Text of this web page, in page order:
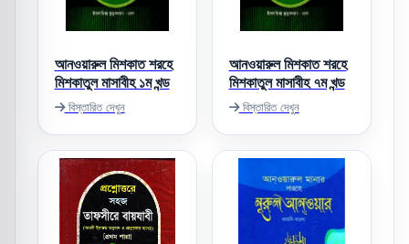
আনওয়ারুল মিশকাত শরহে
মিশকাতুল মাসাবীহ ১ম খন্ড
বিস্তারিত দেখুন
আনওয়ারুল মিশকাত শরহে
মিশকাতুল মাসাবীহ ৭ম খন্ড
বিস্তারিত দেখুন